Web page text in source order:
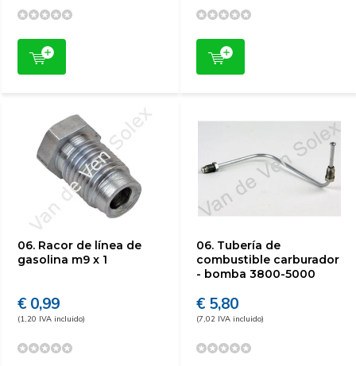
06. Racor de línea de
gasolina m9 x 1
€ 0,99
(1,20 IVA incluido)
06. Tubería de
combustible carburador
- bomba 3800-5000
€ 5,80
(7,02 IVA incluido)